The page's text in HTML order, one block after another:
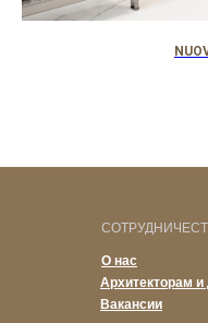
Вакансии
Архитекторам и
О нас